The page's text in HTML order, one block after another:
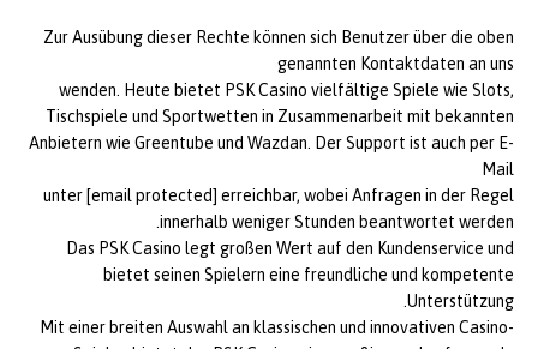
Zur Ausübung dieser Rechte können sich Benutzer über die oben
genannten Kontaktdaten an uns
wenden. Heute bietet PSK Casino vielfältige Spiele wie Slots,
Tischspiele und Sportwetten in Zusammenarbeit mit bekannten
Anbietern wie Greentube und Wazdan. Der Support ist auch per E-
Mail
unter [email protected] erreichbar, wobei Anfragen in der Regel
innerhalb weniger Stunden beantwortet werden.
Das PSK Casino legt großen Wert auf den Kundenservice und
bietet seinen Spielern eine freundliche und kompetente
Unterstützung.
Mit einer breiten Auswahl an klassischen und innovativen Casino-